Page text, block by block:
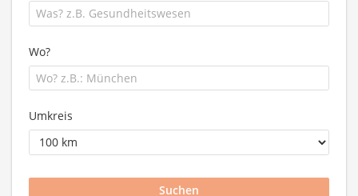
Wo?
Umkreis